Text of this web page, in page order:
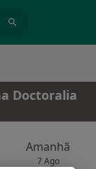
Doctoralia
Amanhã
7 Ago